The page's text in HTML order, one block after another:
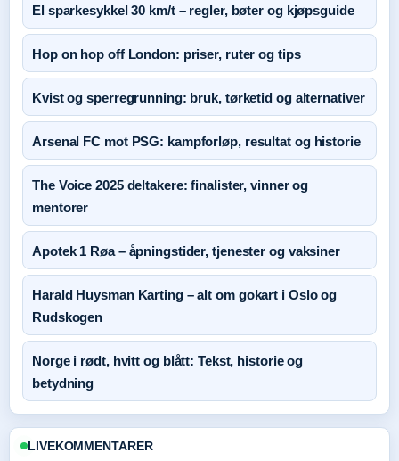
El sparkesykkel 30 km/t – regler, bøter og kjøpsguide
Hop on hop off London: priser, ruter og tips
Kvist og sperregrunning: bruk, tørketid og alternativer
Arsenal FC mot PSG: kampforløp, resultat og historie
The Voice 2025 deltakere: finalister, vinner og
mentorer
Apotek 1 Røa – åpningstider, tjenester og vaksiner
Harald Huysman Karting – alt om gokart i Oslo og
Rudskogen
Norge i rødt, hvitt og blått: Tekst, historie og
betydning
LIVEKOMMENTARER